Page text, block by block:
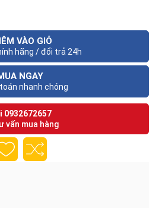
VÀO GIỎ
hãng / đổi trả 24h
NGAY
nhanh chóng
0932672657
vấn mua hàng